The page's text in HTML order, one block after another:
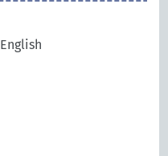
English